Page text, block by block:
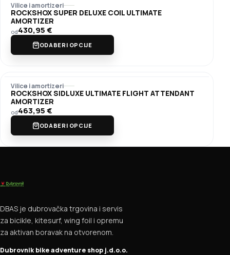
Vilice i amortizeri
ROCKSHOX SUPER DELUXE COIL ULTIMATE
AMORTIZER
od430,95€
ODABERI OPCIJE
Vilice i amortizeri
ROCKSHOX SIDLUXE ULTIMATE FLIGHT ATTENDANT
AMORTIZER
od463,95€
ODABERI OPCIJE
DBAS je dubrovačka trgovina i servis
za bicikle, kitesurf, wing foil i opremu
za aktivan boravak na otvorenom.
Dubrovnik bike adventure shop j.d.o.o.